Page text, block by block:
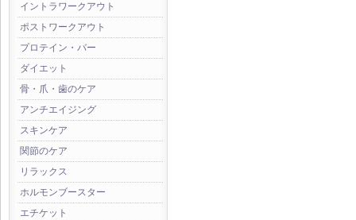
イントラワークアウト
ポストワークアウト
プロテイン・バー
ダイエット
骨・爪・歯のケア
アンチエイジング
スキンケア
関節のケア
リラックス
ホルモンブースター
エチケット